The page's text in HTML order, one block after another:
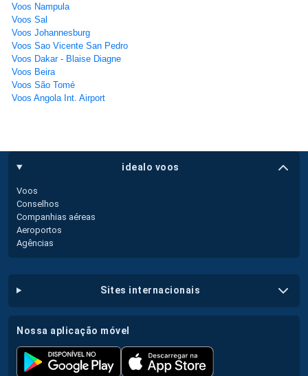
Voos Nampula
Voos Sal
Voos Johannesburg
Voos Sao Vicente San Pedro
Voos Dakar - Blaise Diagne
Voos Beira
Voos São Tomé
Voos Angola Int. Airport
idealo voos
Voos
Conselhos
Companhias aéreas
Aeroportos
Agências
sites internacionais
nossa aplicação móvel